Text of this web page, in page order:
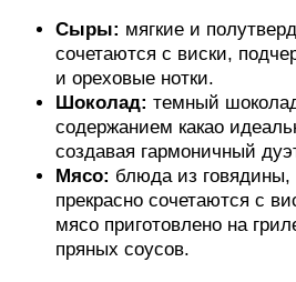
Сыры: мягкие и
сочетаются с виски,
и ореховые нотки.
Шоколад: темный
содержанием какао
создавая гармоничный
Мясо: блюда из
прекрасно сочетаются с
мясо приготовлено на
пряных соусов.